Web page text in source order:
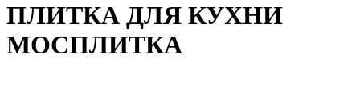
ПЛИТКА ДЛЯ КУХНИ
МОСПЛИТКА